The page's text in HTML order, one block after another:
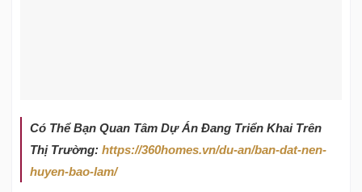
Có Thể Bạn Quan Tâm Dự Án Đang Triển Khai Trên
Thị Trường: https://360homes.vn/du-an/ban-dat-nen-
huyen-bao-lam/